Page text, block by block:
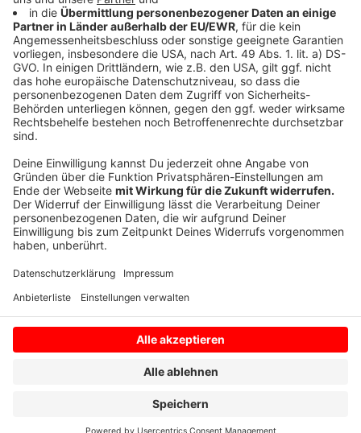
DasWarndreieck, der Verbandskasten und die
Warnweste solltennicht unter dem Gepäckberg
verschwinden, sondern im Notfall sofort greifbar sein.
Auch ein kleiner Vorrat an Getränken und Snacks für
die Kinder kann hilfreich sein.
Anzeige